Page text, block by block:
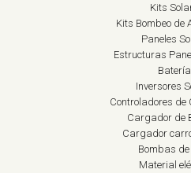
Kits
Kits Bombeo de
Paneles
Estructuras
Inversores
Controladores de
Cargador de
Cargador
Bombas
Material